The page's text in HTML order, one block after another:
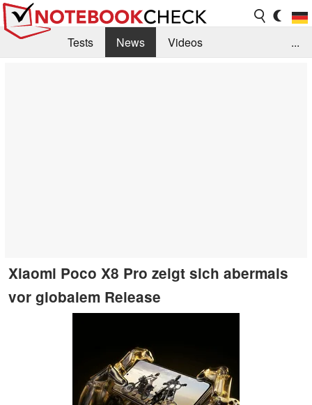
Tests News
Videos
...
Xiaomi Poco X8 Pro zeigt sich abermals
vor globalem Release